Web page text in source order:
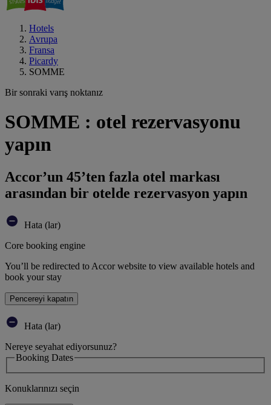
Hotels
Avrupa
Fransa
Picardy
SOMME
Bir sonraki varış noktanız
SOMME : otel rezervasyonu
yapın
Accor’un 45’ten fazla otel markası
arasından bir otelde rezervasyon yapın
Hata (lar)
Core booking engine
You’ll be redirected to Accor website to view available hotels and
book your stay
Pencereyi kapatın
Hata (lar)
Nereye seyahat ediyorsunuz?
Booking Dates
Konuklarınızı seçin